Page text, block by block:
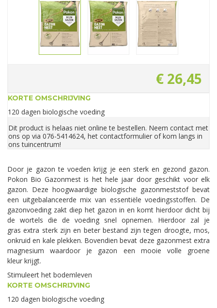
€ 26,45
KORTE OMSCHRIJVING
120 dagen biologische voeding
Dit product is helaas niet online te bestellen. Neem contact met
ons op via 076-5414624, het contactformulier of kom langs in
ons tuincentrum!
Door je gazon te voeden krijg je een sterk en gezond gazon.
Pokon Bio Gazonmest is het hele jaar door geschikt voor elk
gazon. Deze hoogwaardige biologische gazonmeststof bevat
een uitgebalanceerde mix van essentiële voedingsstoffen. De
gazonvoeding zakt diep het gazon in en komt hierdoor dicht bij
de wortels die de voeding snel opnemen. Hierdoor zal je
gras extra sterk zijn en beter bestand zijn tegen droogte, mos,
onkruid en kale plekken. Bovendien bevat deze gazonmest extra
magnesium waardoor je gazon een mooie volle groene
kleur krijgt.
Stimuleert het bodemleven
KORTE OMSCHRIJVING
120 dagen biologische voeding